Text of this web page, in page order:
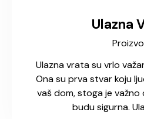
Ulazna
Ulazna vrata su vrlo
Ona su prva stvar koju
vaš dom, stoga je
budu sigurna.